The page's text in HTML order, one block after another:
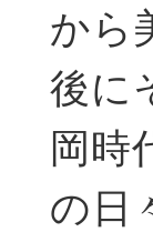
から
後に
岡時
の日